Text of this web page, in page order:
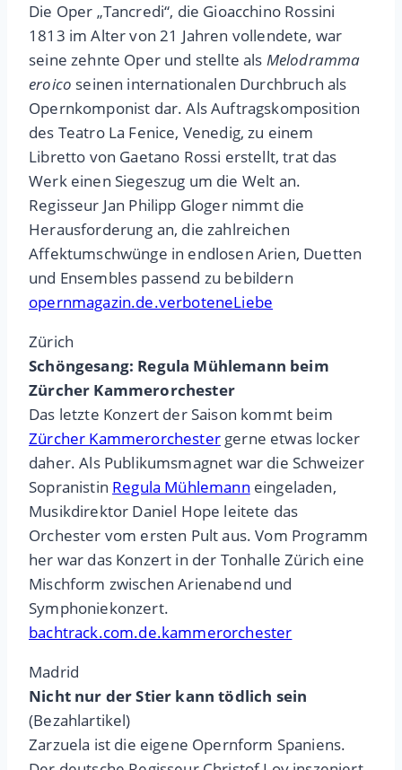
Die Oper „Tancredi“, die Gioacchino Rossini
1813 im Alter von 21 Jahren vollendete, war
seine zehnte Oper und stellte als Melodramma
eroico seinen internationalen Durchbruch als
Opernkomponist dar. Als Auftragskomposition
des Teatro La Fenice, Venedig, zu einem
Libretto von Gaetano Rossi erstellt, trat das
Werk einen Siegeszug um die Welt an.
Regisseur Jan Philipp Gloger nimmt die
Herausforderung an, die zahlreichen
Affektumschwünge in endlosen Arien, Duetten
und Ensembles passend zu bebildern
opernmagazin.de.verboteneLiebe
Zürich
Schöngesang: Regula Mühlemann beim
Zürcher Kammerorchester
Das letzte Konzert der Saison kommt beim
Zürcher Kammerorchestergerne etwas locker
daher. Als Publikumsmagnet war die Schweizer
Sopranistin Regula Mühlemann eingeladen,
Musikdirektor Daniel Hope leitete das
Orchester vom ersten Pult aus. Vom Programm
her war das Konzert in der Tonhalle Zürich eine
Mischform zwischen Arienabend und
Symphoniekonzert.
bachtrack.com.de.kammerorchester
Madrid
Nicht nur der Stier kann tödlich sein
(Bezahlartikel)
Zarzuela ist die eigene Opernform Spaniens.